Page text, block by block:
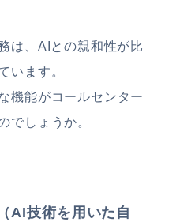
は、AIとの親和性が比
います。
機能がコールセンター
でしょうか。
AI技術を用いた自